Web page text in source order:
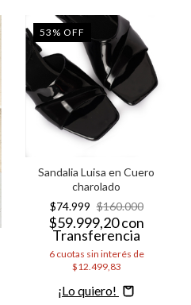
53 % OFF
Sandalia Luisa en Cuero
charolado
$74.999 $160.000
$59.999,20con
Transferencia
6 cuotas sin interés de
$12.499,83
Comprar